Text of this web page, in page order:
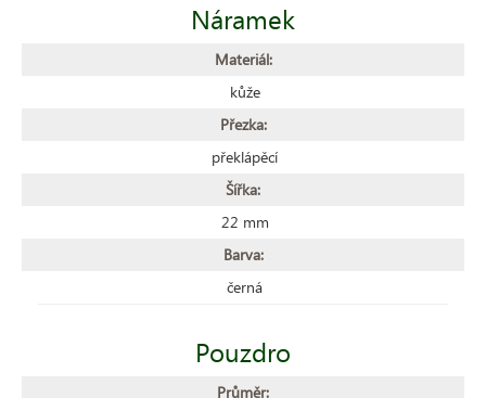
Náramek
Materiál:
kůže
Přezka:
překlápěcí
Šířka:
22 mm
Barva:
černá
Pouzdro
Průměr: